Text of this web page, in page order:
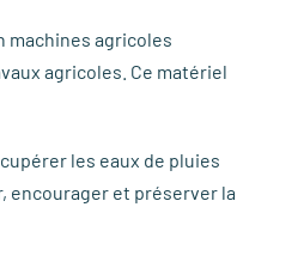
machines agricoles
agricoles. Ce matériel
les eaux de pluies
encourager et préserver la